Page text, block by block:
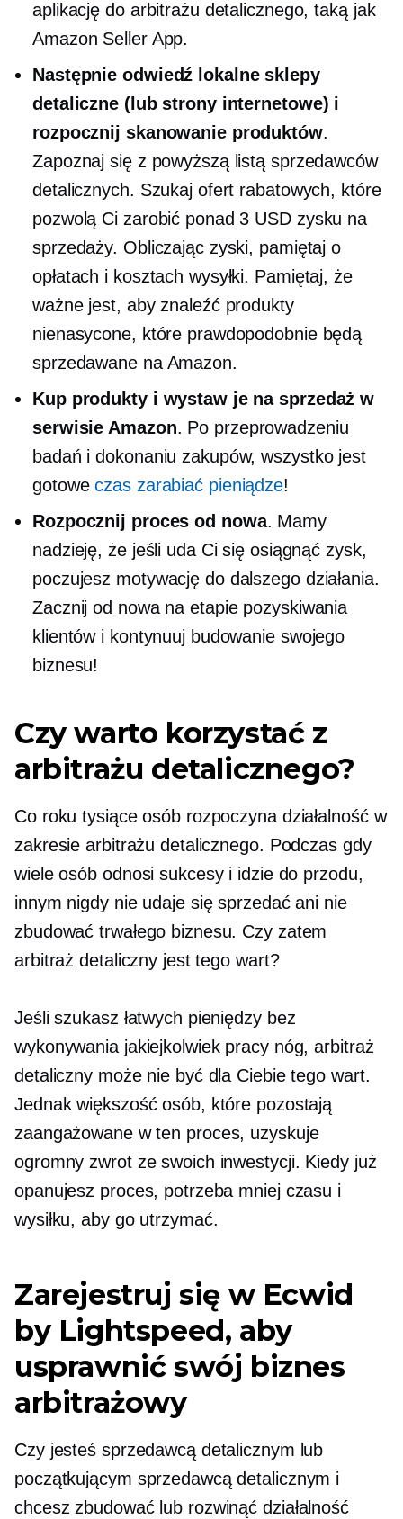
aplikację do arbitrażu detalicznego, taką jak
Amazon Seller App.
Następnie odwiedź lokalne sklepy
detaliczne (lub strony internetowe) i
rozpocznij skanowanie produktów.
Zapoznaj się z powyższą listą sprzedawców
detalicznych. Szukaj ofert rabatowych, które
pozwolą Ci zarobić ponad 3 USD zysku na
sprzedaży. Obliczając zyski, pamiętaj o
opłatach i kosztach wysyłki. Pamiętaj, że
ważne jest, aby znaleźć produkty
nienasycone, które prawdopodobnie będą
sprzedawane na Amazon.
Kup produkty i wystaw je na sprzedaż w
serwisie Amazon. Po przeprowadzeniu
badań i dokonaniu zakupów, wszystko jest
gotoweczas zarabiać pieniądze!
Rozpocznij proces od nowa. Mamy
nadzieję, że jeśli uda Ci się osiągnąć zysk,
poczujesz motywację do dalszego działania.
Zacznij od nowa na etapie pozyskiwania
klientów i kontynuuj budowanie swojego
biznesu!
Czy warto korzystać z
arbitrażu detalicznego?
Co roku tysiące osób rozpoczyna działalność w
zakresie arbitrażu detalicznego. Podczas gdy
wiele osób odnosi sukcesy i idzie do przodu,
innym nigdy nie udaje się sprzedać ani nie
zbudować trwałego biznesu. Czy zatem
arbitraż detaliczny jest tego wart?
Jeśli szukasz łatwych pieniędzy bez
wykonywania jakiejkolwiek pracy nóg, arbitraż
detaliczny może nie być dla Ciebie tego wart.
Jednak większość osób, które pozostają
zaangażowane w ten proces, uzyskuje
ogromny zwrot ze swoich inwestycji. Kiedy już
opanujesz proces, potrzeba mniej czasu i
wysiłku, aby go utrzymać.
Zarejestruj się w Ecwid
by Lightspeed, aby
usprawnić swój biznes
arbitrażowy
Czy jesteś sprzedawcą detalicznym lub
początkującym sprzedawcą detalicznym i
chcesz zbudować lub rozwinąć działalność